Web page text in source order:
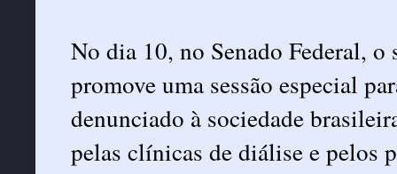
No dia 10, no Senado Federal,
promove uma sessão especial
denunciado à sociedade
pelas clínicas de diálise e pelos